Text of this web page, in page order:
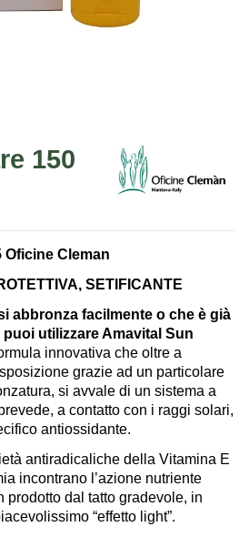
150
Oficine Cleman
SETIFICANTE
abbronza facilmente o che è già
utilizzare Amavital Sun
innovativa che oltre a
grazie ad un particolare
si avvale di un sistema a
a contatto con i raggi solari,
antiossidante.
antiradicaliche della Vitamina E
incontrano l’azione nutriente
prodotto dal tatto gradevole, in
“effetto light”.